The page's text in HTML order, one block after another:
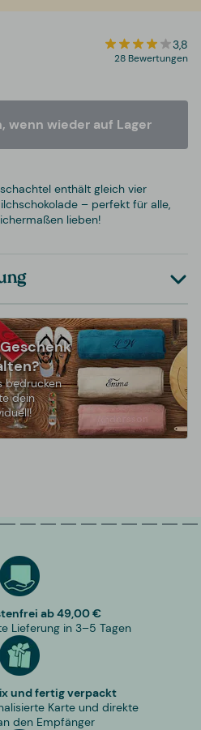
3,8
28 Bewertungen
wenn wieder auf Lager
enthält gleich vier
– perfekt für alle,
lieben!
bedrucken
dein
ab 49,00 €
Lieferung in 3–5 Tagen
und fertig verpackt
Karte und direkte
den Empfänger